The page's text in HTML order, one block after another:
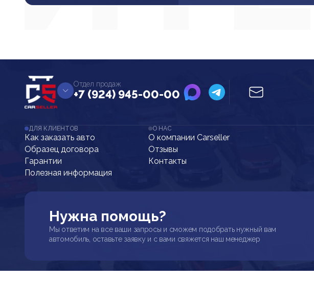
Отдел продаж
+7 (924) 945-00-00
ДЛЯ КЛИЕНТОВ
Как заказать авто
Образец договора
Гарантии
Полезная информация
О НАС
О компании Carseller
Отзывы
Контакты
Нужна помощь?
Мы ответим на все ваши запросы и сможем подобрать нужный вам
автомобиль, оставьте заявку и с вами свяжется наш менеджер